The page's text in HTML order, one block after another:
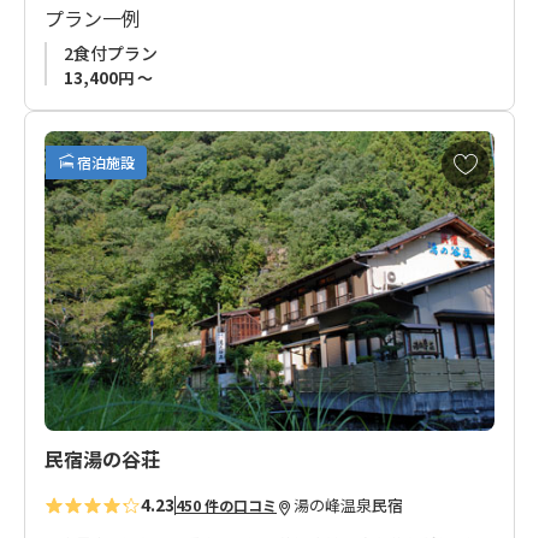
す。
温泉は24時間かけ流しの薬湯となっております。
また、世界遺産唯一の湯と言われる湯の峰温泉のつぼ湯も歩い
是非、一度わが民宿やまねにいらしてください。皆様のお越し
を心よりお待ちしております。
■ご予約受付について
◆当館は1室2名様からのご利用とさせて頂きます。
◆お申込みの受付はご利用希望日の３ケ月前からです。
◆連泊はお受けできません。ご了承ください。
プラン一例
2食付プラン
13,400円 ～
宿泊施設
お
気
に
入
り
に
追
加
民宿湯の谷荘
4.23450 件の口コミ 湯の峰温泉民宿